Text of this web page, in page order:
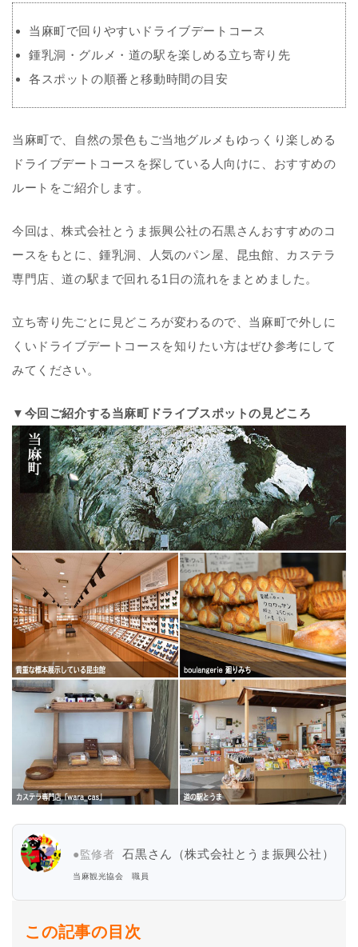
当麻町で回りやすいドライブデートコース
鍾乳洞・グルメ・道の駅を楽しめる立ち寄り先
各スポットの順番と移動時間の目安
当麻町で、自然の景色もご当地グルメもゆっくり楽しめる
ドライブデートコースを探している人向けに、おすすめの
ルートをご紹介します。
今回は、株式会社とうま振興公社の石黒さんおすすめのコ
ースをもとに、鍾乳洞、人気のパン屋、昆虫館、カステラ
専門店、道の駅まで回れる1日の流れをまとめました。
立ち寄り先ごとに見どころが変わるので、当麻町で外しに
くいドライブデートコースを知りたい方はぜひ参考にして
みてください。
▼今回ご紹介する当麻町ドライブスポットの見どころ
●監修者 石黒さん（株式会社とうま振興公社）
当麻観光協会 職員
この記事の目次